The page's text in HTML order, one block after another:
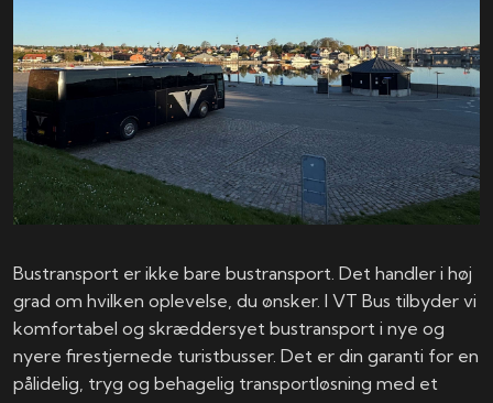
Bustransport er ikke bare bustransport. Det handler i høj
grad om hvilken oplevelse, du ønsker. I VT Bus tilbyder vi
komfortabel og skræddersyet bustransport i nye og
nyere firestjernede turistbusser. Det er din garanti for en
pålidelig, tryg og behagelig transportløsning med et